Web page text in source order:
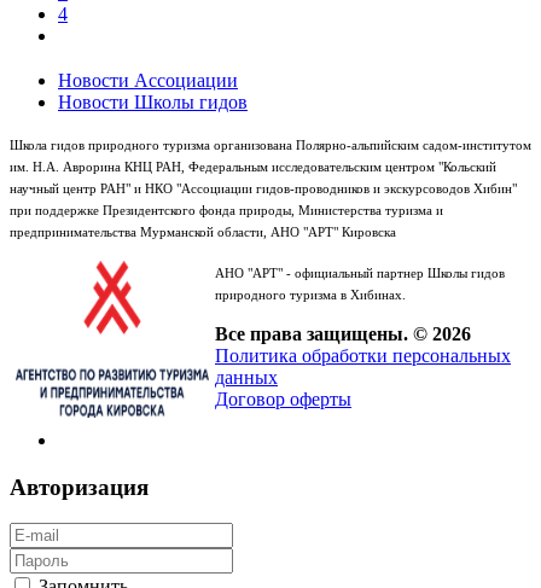
4
Новости Ассоциации
Новости Школы гидов
Школа гидов природного туризма организована Полярно-альпийским садом-институтом
им. Н.А. Аврорина КНЦ РАН, Федеральным исследовательским центром "Кольский
научный центр РАН" и НКО "Ассоциации гидов-проводников и экскурсоводов Хибин"
при поддержке Президентского фонда природы, Министерства туризма и
предпринимательства Мурманской области, АНО "АРТ" Кировска
АНО "АРТ" - официальный партнер Школы гидов
природного туризма в Хибинах.
Все права защищены. © 2026
Политика обработки персональных
данных
Договор оферты
Авторизация